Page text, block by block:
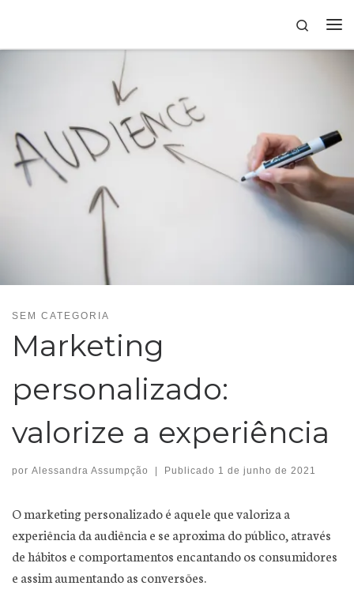
Search
SEM CATEGORIA
Marketing
personalizado:
valorize a experiência
por Alessandra Assumpção Publicado 1 de junho de 2021
O marketing personalizado é aquele que valoriza a
experiência da audiência e se aproxima do público, através
de hábitos e comportamentos encantando os consumidores
e assim aumentando as conversões.